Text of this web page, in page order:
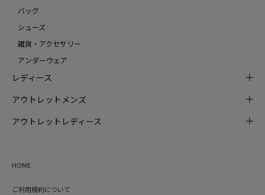
バッグ
シューズ
雑貨・アクセサリー
アンダーウェア
レディース
アウトレットメンズ
アウトレットレディース
HOME
ご利用規約について